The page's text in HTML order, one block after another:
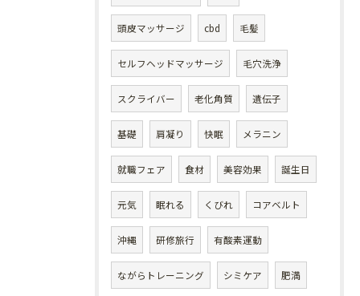
頭皮マッサージ cbd 毛髪
セルフヘッドマッサージ 毛穴洗浄
スクライバー 老化角質 遺伝子
基礎 肩凝り 快眠 メラニン
就職フェア 食材 美容効果 誕生日
元気 眠れる くびれ コアベルト
沖縄 研修旅行 有酸素運動
ながらトレーニング シミケア 肥満